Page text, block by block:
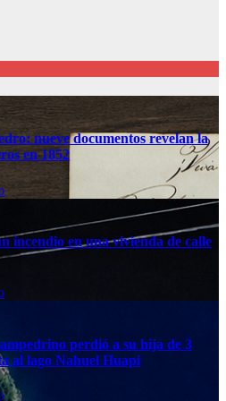
nueve documentos revelan la
en 1852
incendio en una vivienda de calle
perdió a su hija de 3
al lago Nahuel Huapi